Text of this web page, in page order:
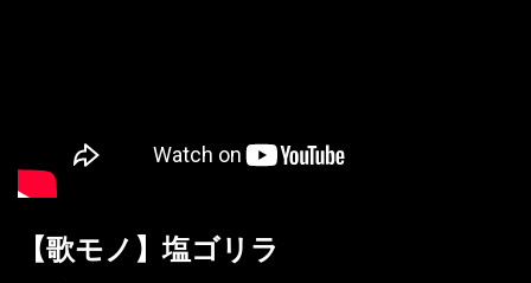
【歌モノ】塩ゴリラ